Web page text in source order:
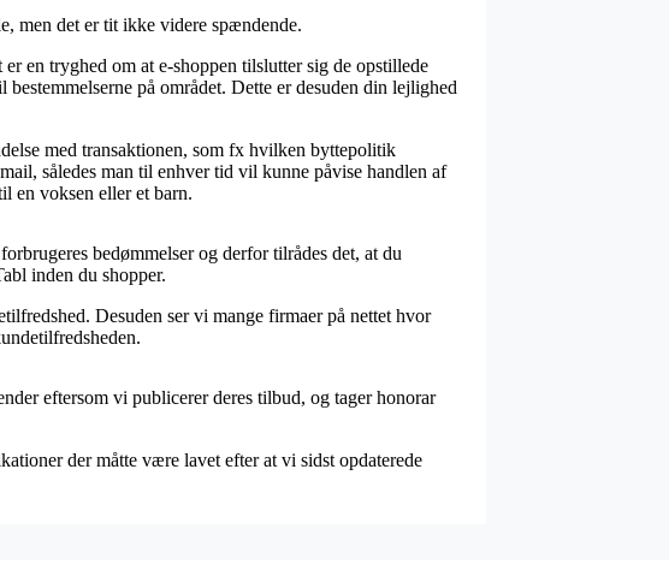
men det er tit ikke videre spændende.
en tryghed om at e-shoppen tilslutter sig de opstillede
på området. Dette er desuden din lejlighed
med transaktionen, som fx hvilken byttepolitik
således man til enhver tid vil kunne påvise handlen af
en voksen eller et barn.
bedømmelser og derfor tilrådes det, at du
inden du shopper.
Desuden ser vi mange firmaer på nettet hvor
eftersom vi publicerer deres tilbud, og tager honorar
der måtte være lavet efter at vi sidst opdaterede